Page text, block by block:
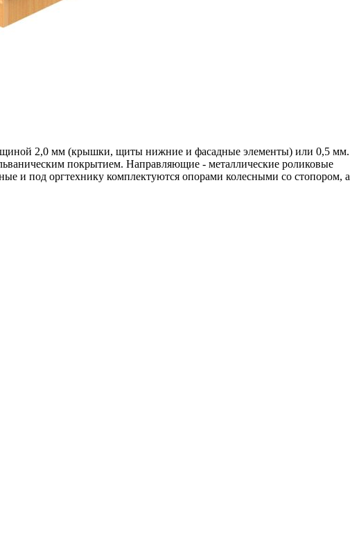
2,0 мм (крышки, щиты нижние и фасадные элементы) или 0,5 мм.
покрытием. Направляющие - металлические роликовые
и под оргтехнику комплектуются опорами колесными со стопором, а